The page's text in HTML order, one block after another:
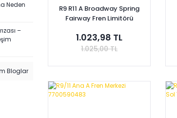
Neden
–
Bloglar
R9 R11 A Broadway Spring
Fairway Fren Limitörü
1.023,98 TL
1.025,00 TL
Sepete Ekle